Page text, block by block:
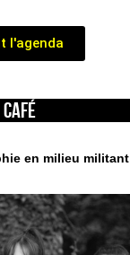
l'agenda
café
en milieu militant